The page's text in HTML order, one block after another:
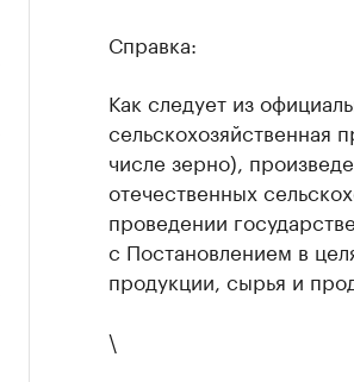
Справка:
Как следует из
сельскохозяйственная
числе зерно),
отечественных
проведении
с Постановлением в
продукции, сырья и
\